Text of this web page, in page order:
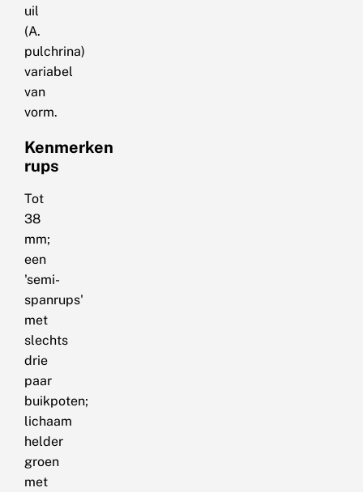
uil
(A.
pulchrina)
variabel
van
vorm.
Kenmerken
rups
Tot
38
mm;
een
'semi-
spanrups'
met
slechts
drie
paar
buikpoten;
lichaam
helder
groen
met